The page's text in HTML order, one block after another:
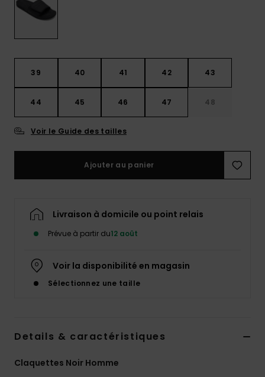
contact.
Consulter
la FAQ
39 40 41 42 43
44 45 46 47 48
Voir le Guide des tailles
Ajouter au panier
Livraison à domicile ou point relais
Prévue à partir du12 août
Voir la disponibilité en magasin
Sélectionnez une taille
Details & caractéristiques
Claquettes Noir Homme